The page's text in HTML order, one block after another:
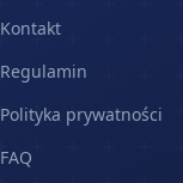
Kontakt
Regulamin
Polityka prywatności
FAQ